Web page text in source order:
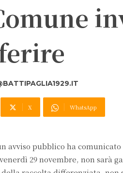
X WhatsApp
avviso pubblico ha comunicato
29 novembre, non sarà